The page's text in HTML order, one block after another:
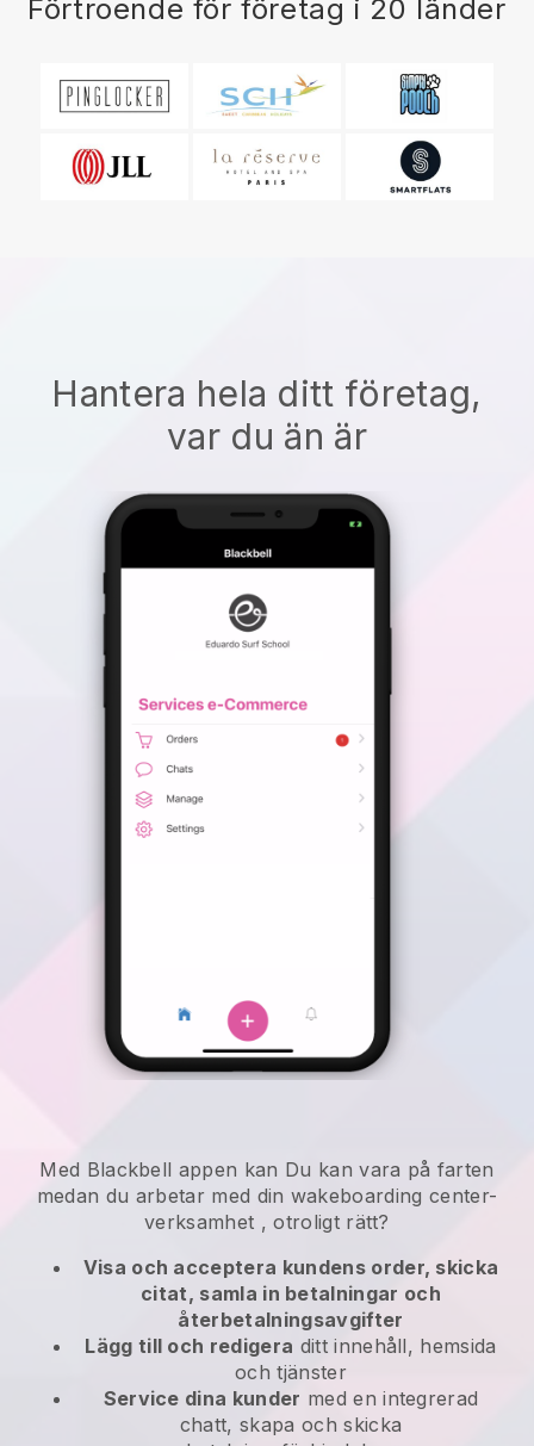
Förtroende för företag i 20 länder
Hantera hela ditt företag,
var du än är
Med Blackbell appen kan Du kan vara på farten
medan du arbetar med din wakeboarding center-
verksamhet , otroligt rätt?
Visa och acceptera kundens order, skicka
citat, samla in betalningar och
återbetalningsavgifter
Lägg till och redigera ditt innehåll, hemsida
och tjänster
Service dina kunder med en integrerad
chatt, skapa och skicka